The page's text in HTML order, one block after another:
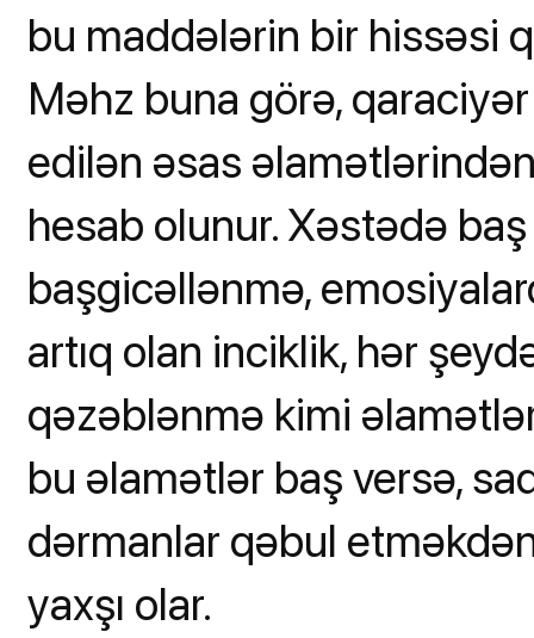
bu maddələrin bir hissəsi
Məhz buna görə,
edilən əsas
hesab olunur. Xəstədə baş
başgicəllənmə,
artıq olan inciklik, hər
qəzəblənmə kimi
bu əlamətlər baş versə,
dərmanlar qəbul
yaxşı olar.